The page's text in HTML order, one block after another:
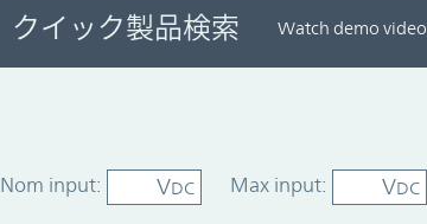
クイック製品検索 Watch demo video
Nom input: VDC Max input: VDC